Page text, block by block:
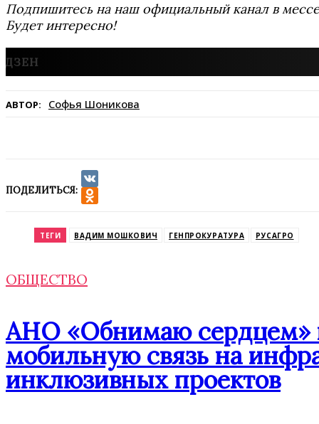
Подпишитесь на наш официальный канал в
Будет интересно!
АВТОР: Софья Шоникова
ПОДЕЛИТЬСЯ:
VK
ТЕГИ ВАДИМ МОШКОВИЧ ГЕНПРОКУРАТУРА РУСАГРО
ОБЩЕСТВО
АНО «Обнимаю сердцем»
мобильную связь на
инклюзивных проектов